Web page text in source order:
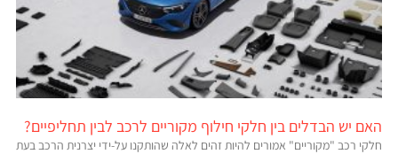
האם יש הבדלים בין חלקי חילוף מקוריים לרכב לבין תחליפיים?
חלקי רכב "מקוריים" אמורים להיות זהים לאלה שהותקנו על-ידי יצרנית הרכב בעת